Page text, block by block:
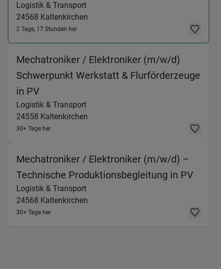
Logistik & Transport
24568 Kaltenkirchen
2 Tage, 17 Stunden her
Mechatroniker / Elektroniker (m/w/d)
Schwerpunkt Werkstatt & Flurförderzeuge
in PV(Logistik & Transport) in 24558
Logistik & Transport
24558 Kaltenkirchen
30+ Tage her
Mechatroniker / Elektroniker (m/w/d) –
Technische Produktionsbegleitung in PV
Logistik & Transport
24568 Kaltenkirchen
30+ Tage her